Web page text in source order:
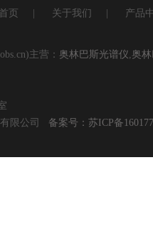
页 关于我们 产品
主营： 奥林巴斯光谱仪,奥
有限公司 备案号：苏ICP备